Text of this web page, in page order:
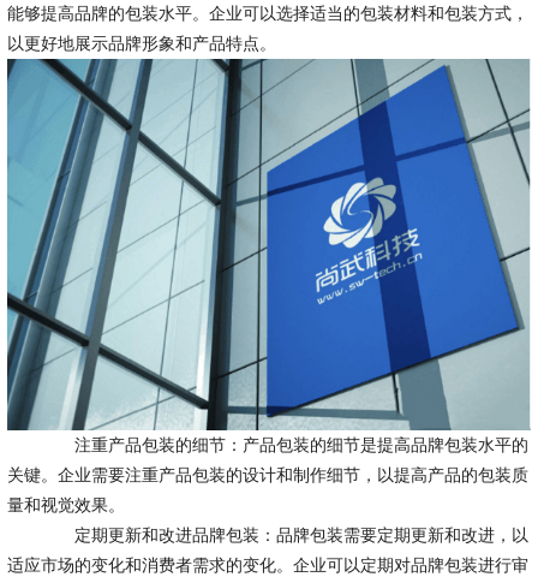
能够提高品牌的包装水平。企业可以选择适当的包装材料和包装方式，
以更好地展示品牌形象和产品特点。
注重产品包装的细节：产品包装的细节是提高品牌包装水平的
关键。企业需要注重产品包装的设计和制作细节，以提高产品的包装质
量和视觉效果。
定期更新和改进品牌包装：品牌包装需要定期更新和改进，以
适应市场的变化和消费者需求的变化。企业可以定期对品牌包装进行审